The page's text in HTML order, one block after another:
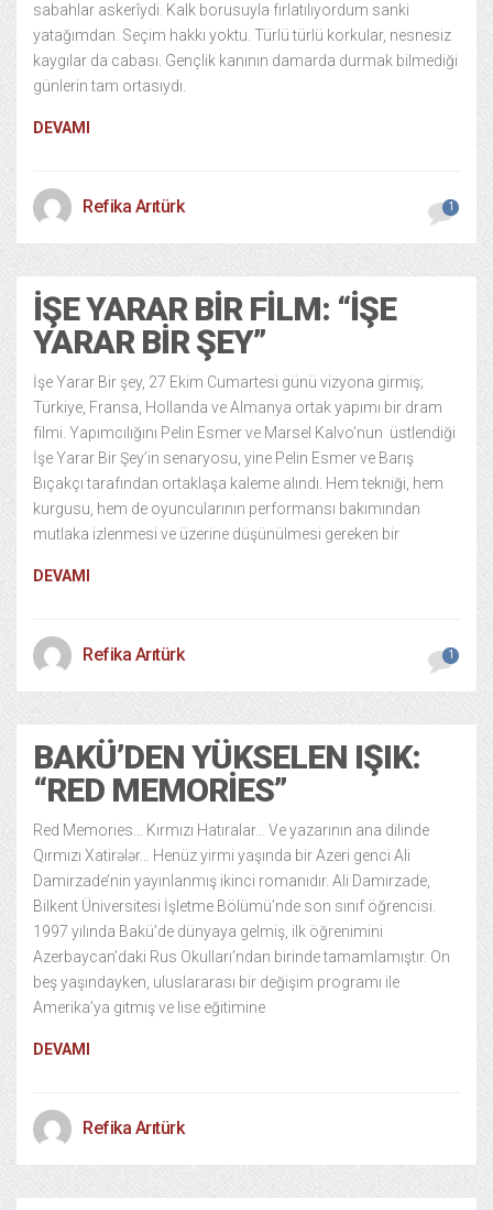
sabahlar askerîydi. Kalk borusuyla fırlatılıyordum sanki
yatağımdan. Seçim hakkı yoktu. Türlü türlü korkular, nesnesiz
kaygılar da cabası. Gençlik kanının damarda durmak bilmediği
günlerin tam ortasıydı.
DEVAMI
Refika Arıtürk 1
İŞE YARAR BIR FILM: “İŞE
YARAR BIR ŞEY”
İşe Yarar Bir şey, 27 Ekim Cumartesi günü vizyona girmiş;
Türkiye, Fransa, Hollanda ve Almanya ortak yapımı bir dram
filmi. Yapımcılığını Pelin Esmer ve Marsel Kalvo’nun üstlendiği
İşe Yarar Bir Şey’in senaryosu, yine Pelin Esmer ve Barış
Bıçakçı tarafından ortaklaşa kaleme alındı. Hem tekniği, hem
kurgusu, hem de oyuncularının performansı bakımından
mutlaka izlenmesi ve üzerine düşünülmesi gereken bir
DEVAMI
Refika Arıtürk 1
BAKÜ’DEN YÜKSELEN IŞIK:
“RED MEMORIES”
Red Memories… Kırmızı Hatıralar… Ve yazarının ana dilinde
Qırmızı Xatirələr… Henüz yirmi yaşında bir Azeri genci Ali
Damirzade’nin yayınlanmış ikinci romanıdır. Ali Damirzade,
Bilkent Üniversitesi İşletme Bölümü’nde son sınıf öğrencisi.
1997 yılında Bakü’de dünyaya gelmiş, ilk öğrenimini
Azerbaycan’daki Rus Okulları’ndan birinde tamamlamıştır. On
beş yaşındayken, uluslararası bir değişim programı ile
Amerika’ya gitmiş ve lise eğitimine
DEVAMI
Refika Arıtürk